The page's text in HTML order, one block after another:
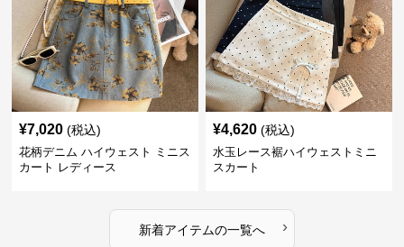
¥7,020 (税込)
花柄デニム ハイウェスト ミニス
カート レディース
¥4,620 (税込)
水玉レース裾ハイウェストミニ
スカート
新着アイテムの一覧へ ›